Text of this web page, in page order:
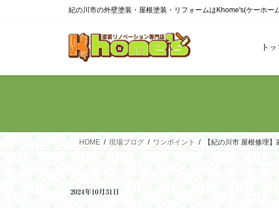
に
ョ
動
紀の川市の外壁塗装・屋根塗装・リフォームはKhome's(ケーホー
ト
HOME 現場ブログ ワンポイント 【紀の川市 屋根修理
2024年10月31日